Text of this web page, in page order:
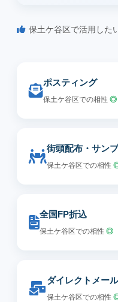
保土ケ谷区で活用した
ポスティング
保土ケ谷区での相性 ◎
街頭配布・サン
保土ケ谷区での相性
全国FP折込
保土ケ谷区での相性 ◎
ダイレクトメール
保土ケ谷区での相性